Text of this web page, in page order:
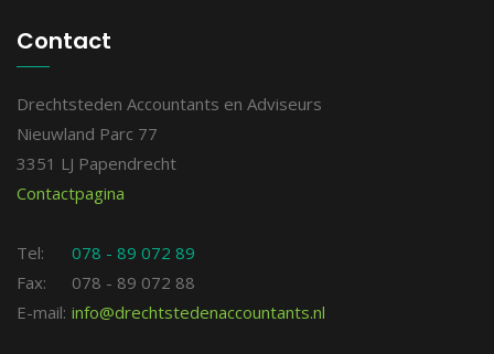
Contact
Drechtsteden Accountants en Adviseurs
Nieuwland Parc 77
3351 LJ Papendrecht
Contactpagina
Tel:
078 - 89 072 89
Fax:
078 - 89 072 88
E-mail: info@drechtstedenaccountants.nl